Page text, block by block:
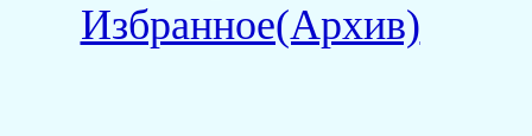
Избранное(Архив)